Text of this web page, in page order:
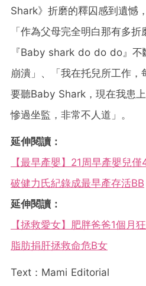
Shark》折磨的釋囚感到遺憾
「作為父母完全明白那有多
『Baby shark do do do』不
崩潰」、「我在托兒所工作
要聽Baby Shark，現在我患
慘過坐監，非常不人道」。
延伸閱讀：
【最早產嬰】21周早產嬰兒
破健力氏紀錄成最早產存活BB
延伸閱讀：
【拯救愛女】肥胖爸爸1個
脂肪捐肝拯救命危B女
Text：Mami Editorial